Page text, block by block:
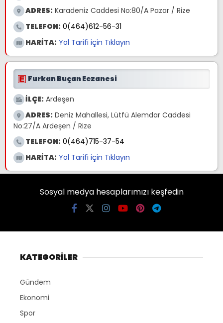
ADRES: Karadeniz Caddesi No:80/A Pazar / Rize
TELEFON: 0(464)612-56-31
HARİTA: Yol Tarifi için Tıklayın
Furkan Buçan Eczanesi
İLÇE: Ardeşen
ADRES: Deniz Mahallesi, Lütfü Alemdar Caddesi
No:27/A Ardeşen / Rize
TELEFON: 0(464)715-37-54
HARİTA: Yol Tarifi için Tıklayın
Sosyal medya hesaplarımızı keşfedin
KATEGORİLER
Gündem
Ekonomi
Spor